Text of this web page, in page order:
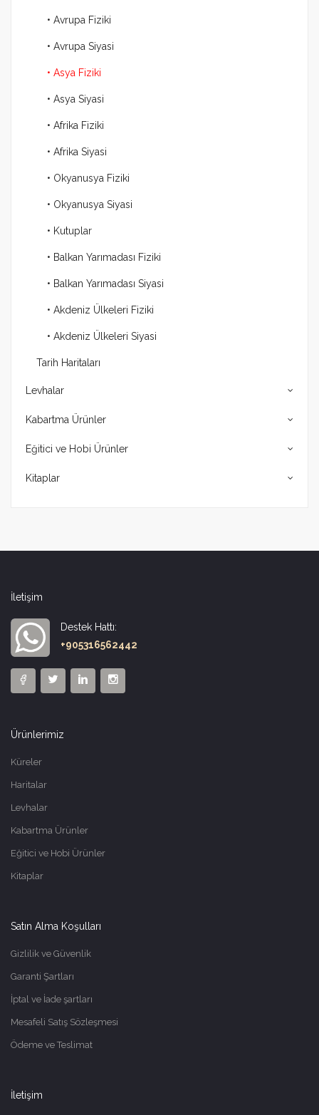
• Avrupa Fiziki
• Avrupa Siyasi
• Asya Fiziki
• Asya Siyasi
• Afrika Fiziki
• Afrika Siyasi
• Okyanusya Fiziki
• Okyanusya Siyasi
• Kutuplar
• Balkan Yarımadası Fiziki
• Balkan Yarımadası Siyasi
• Akdeniz Ülkeleri Fiziki
• Akdeniz Ülkeleri Siyasi
Tarih Haritaları
Levhalar
Kabartma Ürünler
Eğitici ve Hobi Ürünler
Kitaplar
İletişim
Destek Hattı:
+905316562442
Ürünlerimiz
Küreler
Haritalar
Levhalar
Kabartma Ürünler
Eğitici ve Hobi Ürünler
Kitaplar
Satın Alma Koşulları
Gizlilik ve Güvenlik
Garanti Şartları
İptal ve İade şartları
Mesafeli Satış Sözleşmesi
Ödeme ve Teslimat
İletişim